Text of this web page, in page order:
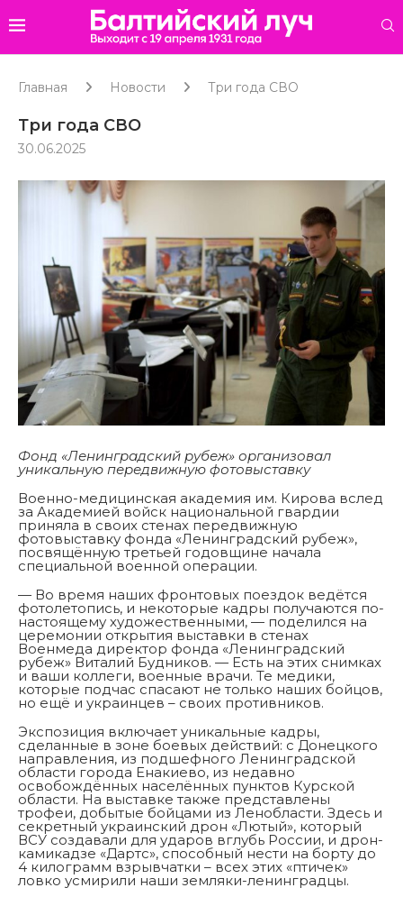
Главная Новости Три года СВО
Три года СВО
30.06.2025
Фонд «Ленинградский рубеж» организовал
уникальную передвижную фотовыставку
Военно-медицинская академия им. Кирова вслед
за Академией войск национальной гвардии
приняла в своих стенах передвижную
фотовыставку фонда «Ленинградский рубеж»,
посвящённую третьей годовщине начала
специальной военной операции.
— Во время наших фронтовых поездок ведётся
фотолетопись, и некоторые кадры получаются по-
настоящему художественными, — поделился на
церемонии открытия выставки в стенах
Военмеда директор фонда «Ленинградский
рубеж» Виталий Будников. — Есть на этих снимках
и ваши коллеги, военные врачи. Те медики,
которые подчас спасают не только наших бойцов,
но ещё и украинцев – своих противников.
Экспозиция включает уникальные кадры,
сделанные в зоне боевых действий: с Донецкого
направления, из подшефного Ленинградской
области города Енакиево, из недавно
освобождённых населённых пунктов Курской
области. На выставке также представлены
трофеи, добытые бойцами из Ленобласти. Здесь и
секретный украинский дрон «Лютый», который
ВСУ создавали для ударов вглубь России, и дрон-
камикадзе «Дартс», способный нести на борту до
4 килограмм взрывчатки – всех этих «птичек»
ловко усмирили наши земляки-ленинградцы.